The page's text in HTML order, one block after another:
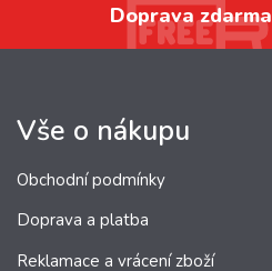
Doprava zdarma
Vše o nákupu
Obchodní podmínky
Doprava a platba
Reklamace a vrácení zboží